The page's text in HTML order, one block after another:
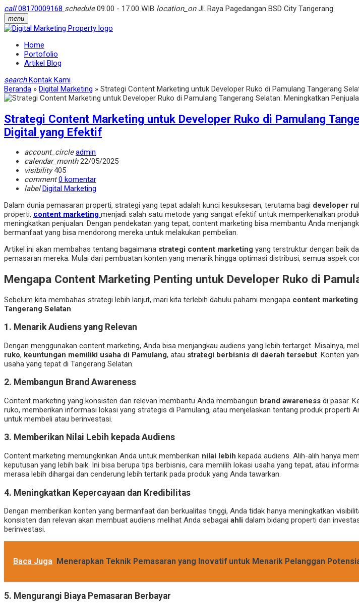
call08170009168 schedule09.00 - 17.00 WIB location_onJl. Raya Pagedangan BSD City Tangerang
menu
Home
Portofolio
Artikel Blog
search Kontak Kami
Beranda » Digital Marketing » Strategi Content Marketing untuk Developer Ruko di Pamulang Tangerang
Strategi Content Marketing untuk Developer Ruko di Pamulang
Digital yang Efektif
account_circle admin
calendar_month22/05/2025
visibility405
comment 0 komentar
label Digital Marketing
Dalam dunia pemasaran properti, strategi yang tepat adalah kunci kesuksesan, terutama bagi developer
properti, content marketing menjadi salah satu metode yang sangat efektif untuk memperkenalkan
meningkatkan penjualan. Dengan pendekatan yang tepat, content marketing bisa membantu Anda
bermanfaat yang bisa mendorong mereka untuk melakukan pembelian.
Artikel ini akan membahas tentang bagaimana strategi content marketing yang terstruktur dengan baik
pemasaran mereka. Mulai dari pembuatan konten yang menarik hingga optimasi distribusi, semua aspek
Mengapa Content Marketing Penting untuk Developer Ruko di
Sebelum kita membahas strategi lebih lanjut, mari kita terlebih dahulu pahami mengapa content marketing
Tangerang Selatan.
1. Menarik Audiens yang Relevan
Dengan menggunakan content marketing, Anda bisa menjangkau audiens yang lebih tertarget. Misalnya,
ruko, keuntungan memiliki usaha di Pamulang, atau strategi berbisnis di daerah tersebut. Konten
usaha yang tepat di Tangerang Selatan.
2. Membangun Brand Awareness
Content marketing yang konsisten dan relevan membantu Anda membangun brand awareness di pasar.
ruko, memberikan informasi lokasi yang strategis di Pamulang, atau menjelaskan tentang produk properti
untuk membeli atau berinvestasi.
3. Memberikan Nilai Lebih kepada Audiens
Content marketing memungkinkan Anda untuk memberikan nilai lebih kepada audiens. Alih-alih hanya
keputusan yang lebih baik. Ini bisa berupa tips berbisnis, cara memilih lokasi usaha yang tepat, atau
merasa lebih dihargai dan cenderung lebih tertarik pada produk yang Anda tawarkan.
4. Meningkatkan Kepercayaan dan Kredibilitas
Dengan memberikan konten yang bermanfaat dan berkualitas tinggi, Anda tidak hanya meningkatkan
konsisten dan relevan akan membuat audiens melihat Anda sebagai ahli dalam bidang properti dan
berinvestasi.
Baca Juga Menerapkan Teknik Pemasaran yang Inovatif untuk Menarik Pelanggan
5. Mengurangi Biaya Pemasaran Berbayar